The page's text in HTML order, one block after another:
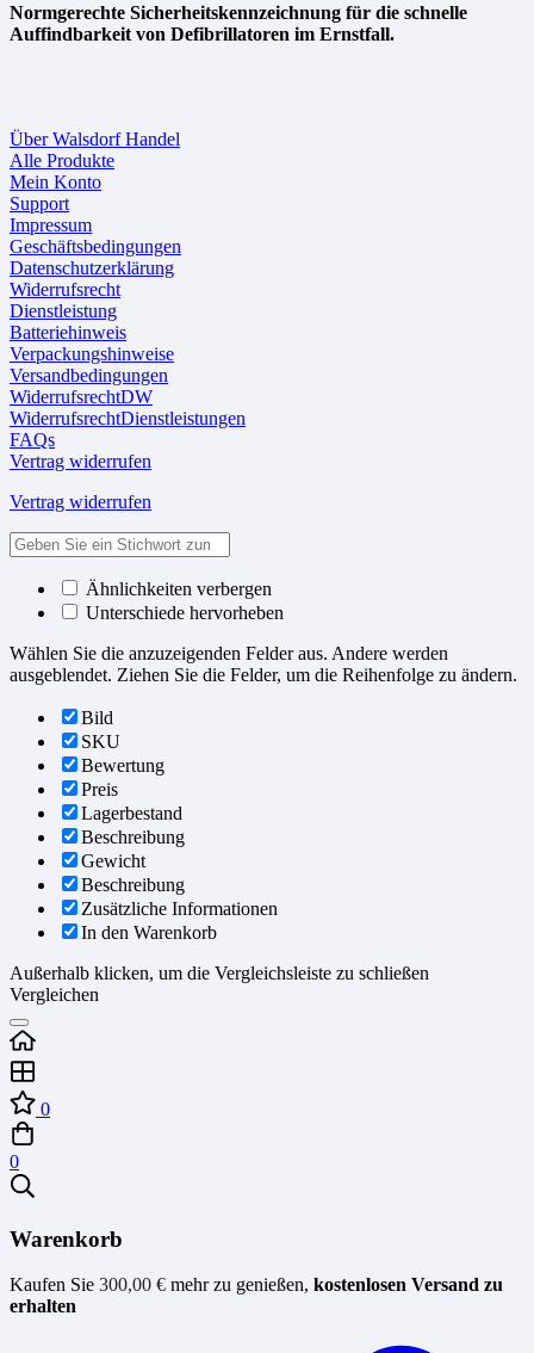
Normgerechte Sicherheitskennzeichnung für die schnelle
Auffindbarkeit von Defibrillatoren im Ernstfall.
Über Walsdorf Handel
Alle Produkte
Mein Konto
Support
Impressum
Geschäftsbedingungen
Datenschutzerklärung
Widerrufsrecht
Dienstleistung
Batteriehinweis
Verpackungshinweise
Versandbedingungen
WiderrufsrechtDW
WiderrufsrechtDienstleistungen
FAQs
Vertrag widerrufen
Vertrag widerrufen
Ähnlichkeiten verbergen
Unterschiede hervorheben
Wählen Sie die anzuzeigenden Felder aus. Andere werden
ausgeblendet. Ziehen Sie die Felder, um die Reihenfolge zu ändern.
Bild
SKU
Bewertung
Preis
Lagerbestand
Beschreibung
Gewicht
Beschreibung
Zusätzliche Informationen
In den Warenkorb
Außerhalb klicken, um die Vergleichsleiste zu schließen
Vergleichen
0
0
Warenkorb
Kaufen Sie 300,00 € mehr zu genießen, kostenlosen Versand zu
erhalten